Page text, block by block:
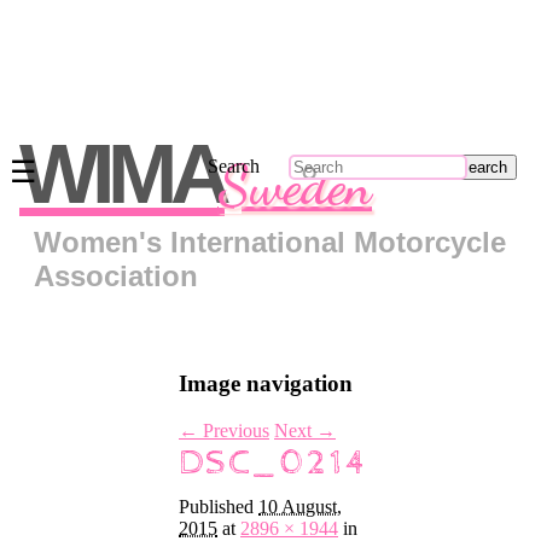
Skip
content
Regionsrepresentanter
WIMASweden
Women's International Motorcycle
Association
Search
☰
Image navigation
← Previous Next →
DSC_0214
Published 10 August,
2015 at 2896 × 1944 in